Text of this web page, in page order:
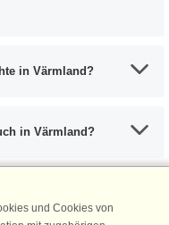
in Värmland?
in Värmland?
und Cookies von